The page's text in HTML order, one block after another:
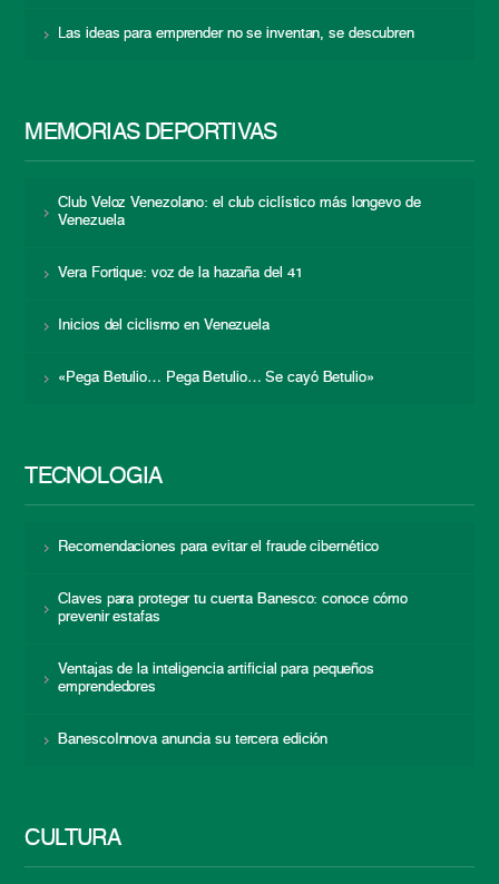
Las ideas para emprender no se inventan, se descubren
MEMORIAS DEPORTIVAS
Club Veloz Venezolano: el club ciclístico más longevo de
Venezuela
Vera Fortique: voz de la hazaña del 41
Inicios del ciclismo en Venezuela
«Pega Betulio… Pega Betulio… Se cayó Betulio»
TECNOLOGÍA
Recomendaciones para evitar el fraude cibernético
Claves para proteger tu cuenta Banesco: conoce cómo
prevenir estafas
Ventajas de la inteligencia artificial para pequeños
emprendedores
BanescoInnova anuncia su tercera edición
CULTURA